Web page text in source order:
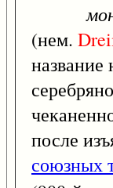
(нем.
название
после
союзных